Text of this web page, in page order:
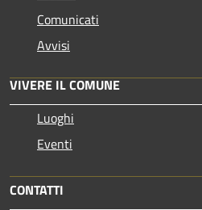
Comunicati
Avvisi
VIVERE IL COMUNE
Luoghi
Eventi
CONTATTI